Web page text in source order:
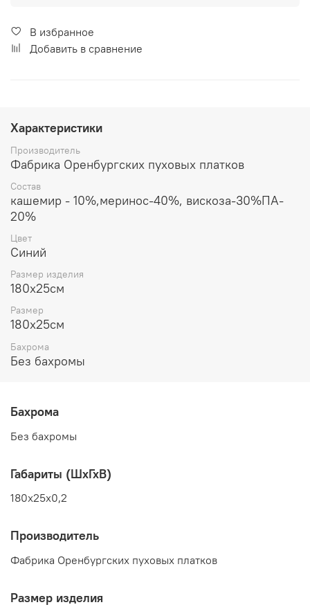
В избранное
Добавить в сравнение
Характеристики
Производитель
Фабрика Оренбургских пуховых платков
Состав
кашемир - 10%,меринос-40%, вискоза-30%ПА-
20%
Цвет
Синий
Размер изделия
180x25см
Размер
180x25см
Бахрома
Без бахромы
Бахрома
Без бахромы
Габариты (ШхГхВ)
180x25x0,2
Производитель
Фабрика Оренбургских пуховых платков
Размер изделия